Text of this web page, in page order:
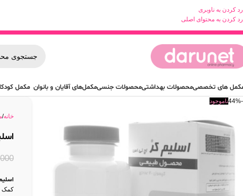
رد کردن به ناوبری
رد کردن به محتوای اصلی
های تخصصیمحصولات بهداشتیمحصولات جنسیمکمل‌های آقایان و بانوان مکمل
-44% ناموجود
خانه
کمک